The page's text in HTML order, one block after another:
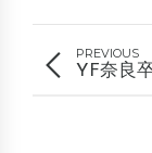
PREVIOUS
YF奈良